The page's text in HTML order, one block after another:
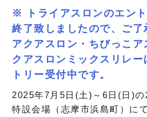
※ トライアスロンのエン
終了致しましたので、ご了
アクアスロン・ちびっこ
クアスロンミックスリレ
トリー受付中です。
2025年7月5日(土)～6日(日)
特設会場（志摩市浜島町）に